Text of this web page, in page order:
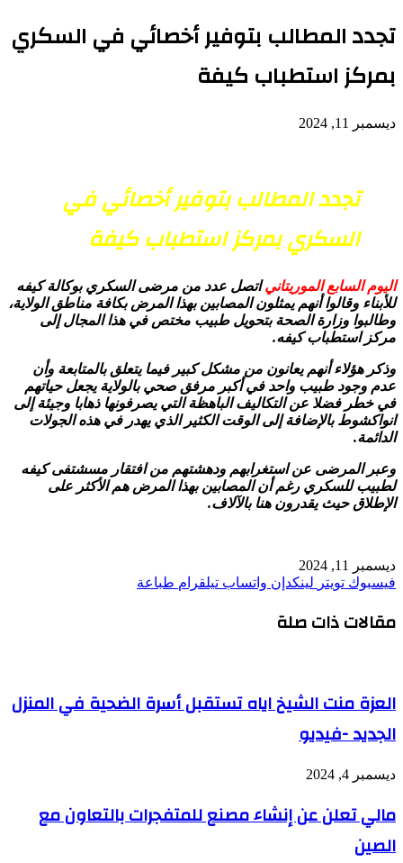
تجدد المطالب بتوفير أخصائي في السكري
بمركز استطباب كيفة
ديسمبر 11, 2024
تجدد المطالب بتوفير أخصائي في
السكري بمركز استطباب كيفة
اليوم السابع الموريتانياتصل عدد من مرضى السكري بوكالة كيفه
للأبناء وقالوا أنهم يمثلون المصابين بهذا المرض بكافة مناطق الولاية،
وطالبوا وزارة الصحة بتحويل طبيب مختص في هذا المجال إلى
مركز استطباب كيفه.
وذكر هؤلاء أنهم يعانون من مشكل كبير فيما يتعلق بالمتابعة وأن
عدم وجود طبيب واحد في أكبر مرفق صحي بالولاية يجعل حياتهم
في خطر فضلا عن التكاليف الباهظة التي يصرفونها ذهابا وجيئة إلى
انواكشوط بالإضافة إلى الوقت الكثير الذي يهدر في هذه الجولات
الدائمة.
وعبر المرضى عن استغرابهم ودهشتهم من افتقار مسشتفى كيفه
لطبيب للسكري رغم أن المصابين بهذا المرض هم الأكثر على
الإطلاق حيث يقدرون هنا بالآلاف.
ديسمبر 11, 2024
فيسبوك تويتر لينكدإن واتساب تيلقرام طباعة
مقالات ذات صلة
العزة منت الشيخ اياه تستقبل أسرة الضحية في المنزل
الجديد -فيديو
ديسمبر 4, 2024
مالي تعلن عن إنشاء مصنع للمتفجرات بالتعاون مع
الصين